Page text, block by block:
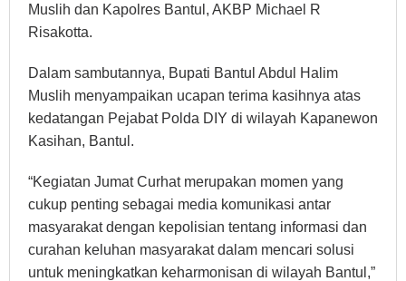
Muslih dan Kapolres Bantul, AKBP Michael R
Risakotta.
Dalam sambutannya, Bupati Bantul Abdul Halim
Muslih menyampaikan ucapan terima kasihnya atas
kedatangan Pejabat Polda DIY di wilayah Kapanewon
Kasihan, Bantul.
“Kegiatan Jumat Curhat merupakan momen yang
cukup penting sebagai media komunikasi antar
masyarakat dengan kepolisian tentang informasi dan
curahan keluhan masyarakat dalam mencari solusi
untuk meningkatkan keharmonisan di wilayah Bantul,”